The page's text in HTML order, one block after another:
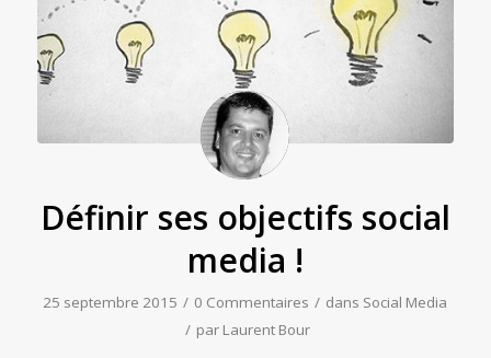
Définir ses objectifs social
media !
25 septembre 2015 / 0 Commentaires / dans Social Media
/ par Laurent Bour